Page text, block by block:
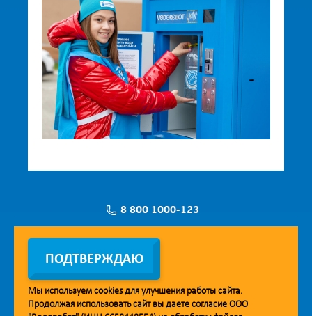
8 800 1000-123
Заявка на установку
ПОДТВЕРЖДАЮ
Мы используем cookiesдля улучшения работы сайта.
Продолжая использовать сайт вы даете согласие ООО